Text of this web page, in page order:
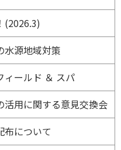
(2026.3)
水源地域対策
ィールド ＆ スパ
活用に関する意見交換会
布について